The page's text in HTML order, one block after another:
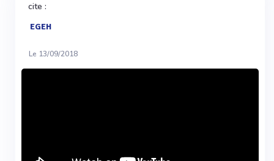
cite :
EGEH
Le 13/09/2018